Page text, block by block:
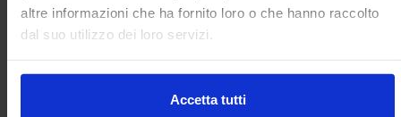
altre informazioni che ha fornito loro o che hanno raccolto
dal suo utilizzo dei loro servizi.
Accetta tutti
EVOLIO Expo 2027: a Bari torna la fiera B2B
dell’olio EVO italiano
una domanda crescente di qualità: dal 28 al 30 gennaio